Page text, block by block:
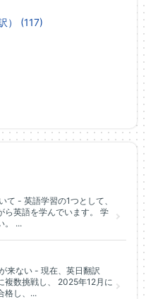
） (117)
て - 英語学習の1つとして、
ら英語を学んでいます。 学
。 ...
来ない - 現在、英日翻訳
複数挑戦し、 2025年12月に
格し、...